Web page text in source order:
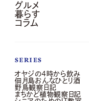
グルメ
暮らす
コラム
SERIES
オヤジの4時から飲み
佃月島おんなひとり酒
野鳥観察日記
まちかど植物観察日記